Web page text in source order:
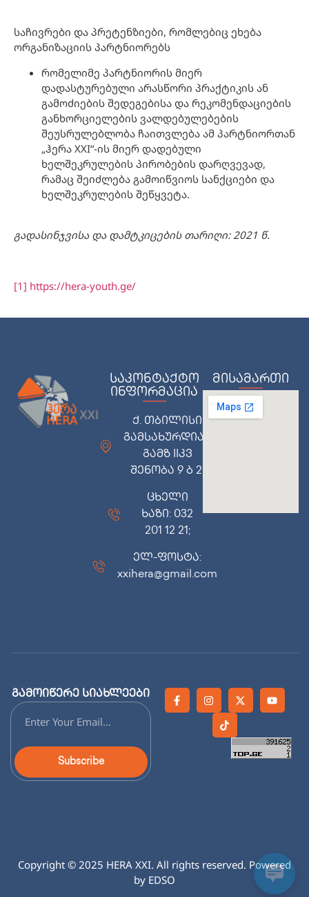
საჩივრები და პრეტენზიები, რომლებიც ეხება
ორგანიზაციის პარტნიორებს
რომელიმე პარტნიორის მიერ
დადასტურებული არასწორი პრაქტიკის ან
გამოძიების შედეგებისა და რეკომენდაციების
განხორციელების ვალდებულებების
შეუსრულებლობა ჩაითვლება ამ პარტნიორთან
„ჰერა XXI“-ის მიერ დადებული
ხელშეკრულების პირობების დარღვევად,
რამაც შეიძლება გამოიწვიოს სანქციები და
ხელშეკრულების შეწყვეტა.
გადასინჯვისა და დამტკიცების თარიღი: 2021 წ.
[1] https://hera-youth.ge/
საკონტაქტო
ინფორმაცია
ქ. თბილისი
გამსახურდიას
გამზ IIკვ
შენობა 9 ბ 2;
ცხელი
ხაზი: 032
201 12 21;
ელ-ფოსტა:
xxihera@gmail.com
მისამართი
გამოიწერე სიახლეები
Subscribe
Copyright © 2025 HERA XXI. All rights reserved. Powered
by EDSO